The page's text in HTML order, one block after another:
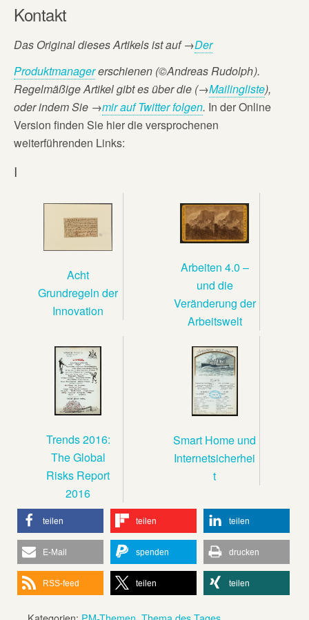
Kontakt
Das Original dieses Artikels ist auf→Der
Produktmanagererschienen (©Andreas Rudolph).
Regelmäßige Artikel gibt es über die (→Mailingliste),
oderindem Sie →mir auf Twitter folgen. In der Online
Version finden Sie hier die versprochenen
weiterführenden Links:
I
Acht
Grundregeln der
Innovation
Arbeiten 4.0 –
und die
Veränderung der
Arbeitswelt
Trends 2016:
The Global
Risks Report
2016
Smart Home und
Internetsicherhei
t
teilen teilen teilen
E-Mail spenden drucken
RSS-feed teilen teilen